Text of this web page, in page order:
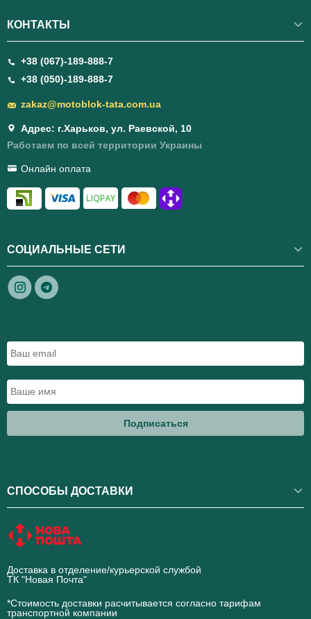
КОНТАКТЫ
+38 (067)-189-888-7
+38 (050)-189-888-7
zakaz@motoblok-tata.com.ua
Адрес: г.Харьков, ул. Раевской, 10
Работаем по всей территории Украины
Онлайн оплата
СОЦИАЛЬНЫЕ СЕТИ
Подписаться
СПОСОБЫ ДОСТАВКИ
Доставка в отделение/курьерской службой
ТК "Новая Почта"
*Стоимость доставки расчитывается согласно тарифам
транспортной компании